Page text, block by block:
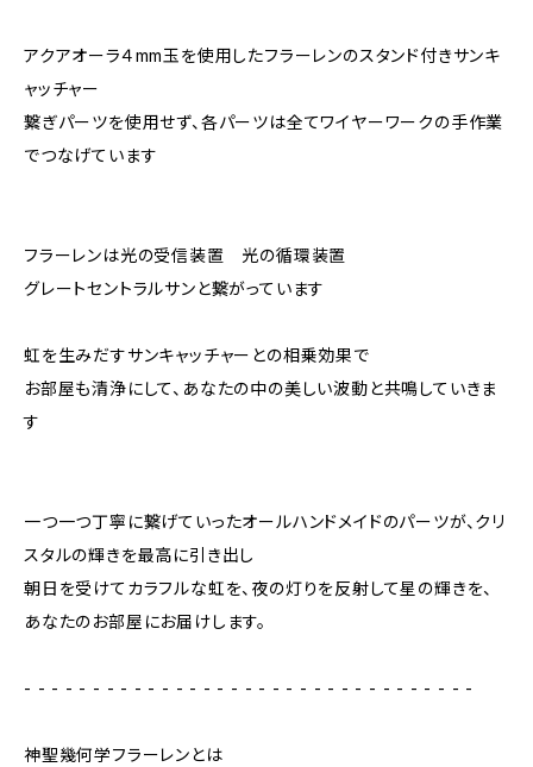
アクアオーラ４mm玉を使用したフラーレンのスタンド付きサンキ
ャッチャー
繋ぎパーツを使用せず、各パーツは全てワイヤーワークの手作業
でつなげています
フラーレンは光の受信装置 光の循環装置
グレートセントラルサンと繋がっています
虹を生みだすサンキャッチャーとの相乗効果で
お部屋も清浄にして、あなたの中の美しい波動と共鳴していきま
す
一つ一つ丁寧に繋げていったオールハンドメイドのパーツが、クリ
スタルの輝きを最高に引き出し
朝日を受けてカラフルな虹を、夜の灯りを反射して星の輝きを、
あなたのお部屋にお届けします。
- - - - - - - - - - - - - - - - - - - - - - - - - - - - - - - - -
神聖幾何学フラーレンとは